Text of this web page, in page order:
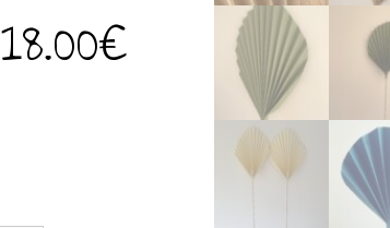
18.00€